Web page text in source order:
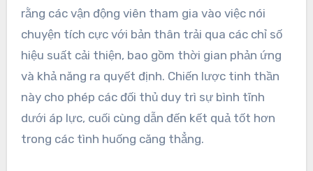
rằng các vận động viên tham gia vào việc nói
chuyện tích cực với bản thân trải qua các chỉ số
hiệu suất cải thiện, bao gồm thời gian phản ứng
và khả năng ra quyết định. Chiến lược tinh thần
này cho phép các đối thủ duy trì sự bình tĩnh
dưới áp lực, cuối cùng dẫn đến kết quả tốt hơn
trong các tình huống căng thẳng.